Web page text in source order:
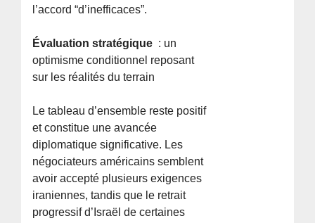
l’accord “d’inefficaces”.
Évaluation stratégique : un
optimisme conditionnel reposant
sur les réalités du terrain
Le tableau d’ensemble reste positif
et constitue une avancée
diplomatique significative. Les
négociateurs américains semblent
avoir accepté plusieurs exigences
iraniennes, tandis que le retrait
progressif d’Israël de certaines